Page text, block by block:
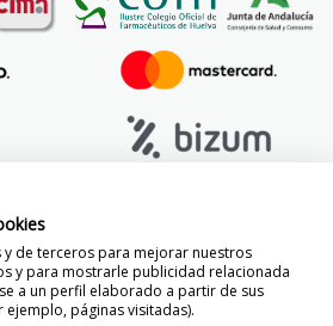
de terceros para mejorar nuestros
y para mostrarle publicidad relacionada
a un perfil elaborado a partir de sus
páginas visitadas).